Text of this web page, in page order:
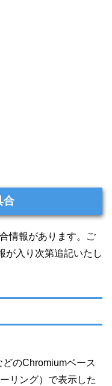
合
情報があります。ご
が入り次第追記いたし
のChromiumベース
リング）で表示した